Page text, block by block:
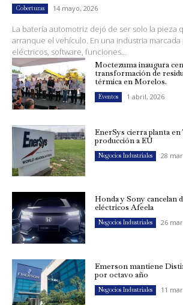
Coberturas 14 mayo, 2026
La batería automotriz dejó de ser solo la pieza
arranque el vehículo. En una industria marcada
eléctricos, software, funciones...
Moctezuma inaugura
transformación de
térmica en Morelos.
Eventos 1 abril, 2026
EnerSys cierra planta en
producción a EU
Negocios Industriales 28
Honda y Sony cancelan
eléctricos Afeela
Negocios Industriales 26
Emerson mantiene
por octavo año
Negocios Industriales 11